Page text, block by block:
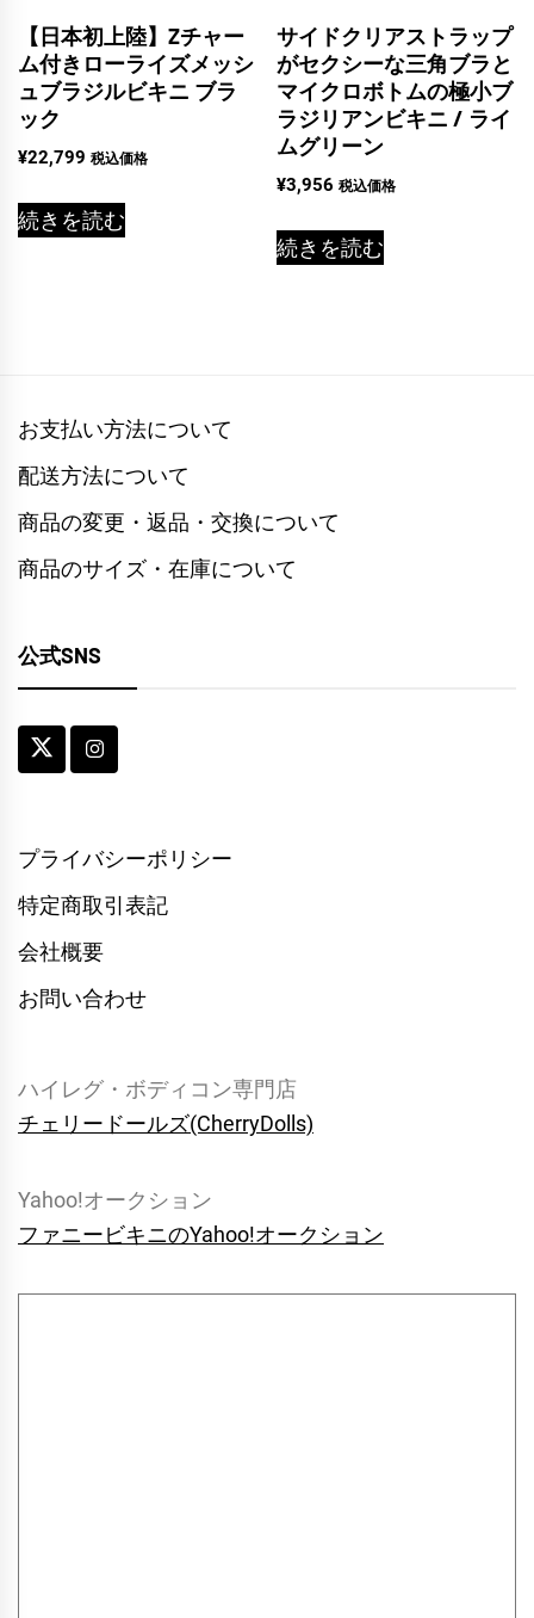
【日本初上陸】Zチャー
ム付きローライズメッシ
ュブラジルビキニ ブラ
ック
¥22,799 税込価格
続きを読む
サイドクリアストラップ
がセクシーな三角ブラと
マイクロボトムの極小ブ
ラジリアンビキニ / ライ
ムグリーン
¥3,956 税込価格
続きを読む
お支払い方法について
配送方法について
商品の変更・返品・交換について
商品のサイズ・在庫について
公式SNS
プライバシーポリシー
特定商取引表記
会社概要
お問い合わせ
ハイレグ・ボディコン専門店
チェリードールズ(CherryDolls)
Yahoo!オークション
ファニービキニのYahoo!オークション